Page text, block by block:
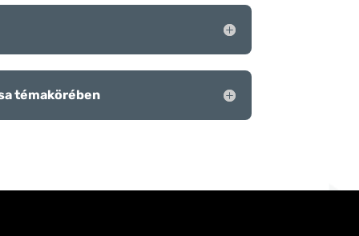
témakörében